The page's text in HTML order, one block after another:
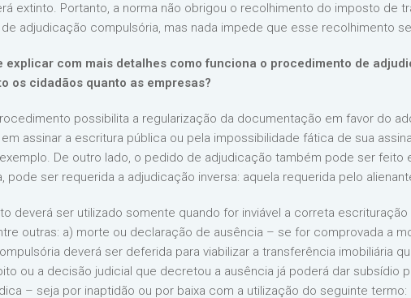
extinto. Portanto, a norma não obrigou o recolhimento do imposto de
de adjudicação compulsória, mas nada impede que esse recolhimento
explicar com mais detalhes como funciona o procedimento de
os cidadãos quanto as empresas?
possibilita a regularização da documentação em favor do
assinar a escritura pública ou pela impossibilidade fática de sua
De outro lado, o pedido de adjudicação também pode ser
pode ser requerida a adjudicação inversa: aquela requerida pelo
deverá ser utilizado somente quando for inviável a correta
outras: a) morte ou declaração de ausência – se for comprovada a
deverá ser deferida para viabilizar a transferência imobiliária
ou a decisão judicial que decretou a ausência já poderá dar subsídio
– seja por inaptidão ou por baixa com a utilização do seguinte termo: